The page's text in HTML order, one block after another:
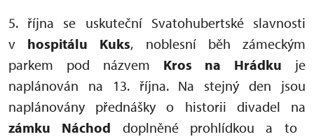
5. října se uskuteční Svatohubertské slavnosti
v hospitálu Kuks, noblesní běh zámeckým
parkem pod názvem Kros na Hrádku je
naplánován na 13. října. Na stejný den jsou
naplánovány přednášky o historii divadel na
zámku Náchod doplněné prohlídkou a to